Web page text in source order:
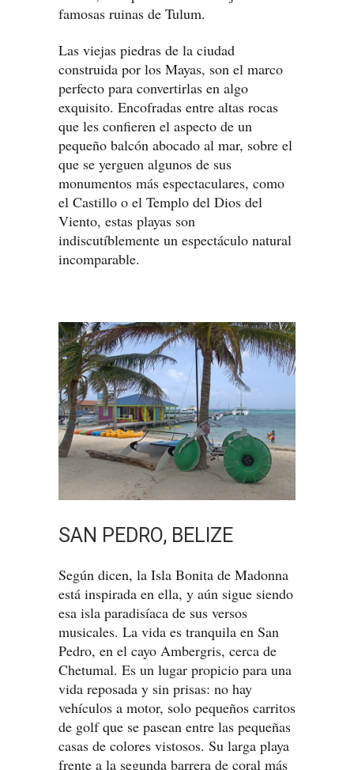
famosas ruinas de Tulum.
Las viejas piedras de la ciudad
construida por los Mayas, son el marco
perfecto para convertirlas en algo
exquisito. Encofradas entre altas rocas
que les confieren el aspecto de un
pequeño balcón abocado al mar, sobre el
que se yerguen algunos de sus
monumentos más espectaculares, como
el Castillo o el Templo del Dios del
Viento, estas playas son
indiscutíblemente un espectáculo natural
incomparable.
SAN PEDRO, BELIZE
Según dicen, la Isla Bonita de Madonna
está inspirada en ella, y aún sigue siendo
esa isla paradisíaca de sus versos
musicales. La vida es tranquila en San
Pedro, en el cayo Ambergris, cerca de
Chetumal. Es un lugar propicio para una
vida reposada y sin prisas: no hay
vehículos a motor, solo pequeños carritos
de golf que se pasean entre las pequeñas
casas de colores vistosos. Su larga playa
frente a la segunda barrera de coral más